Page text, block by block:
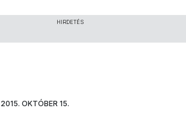
Nemzeti Galériában, a HellóAnyu!-ban, a
HIRDETÉS
2015. OKTÓBER 15.